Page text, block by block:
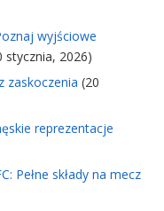
wyjściowe
stycznia, 2026)
zaskoczenia (20
reprezentacje
Pełne składy na mecz